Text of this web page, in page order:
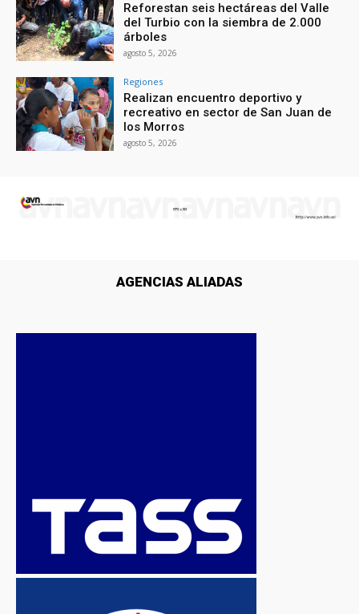
Reforestan seis hectáreas del Valle
del Turbio con la siembra de 2.000
árboles
agosto 5, 2026
Regiones
Realizan encuentro deportivo y
recreativo en sector de San Juan de
los Morros
agosto 5, 2026
AGENCIAS ALIADAS